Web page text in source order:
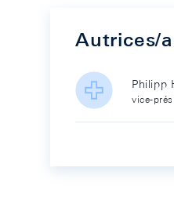
Autrices/
Philipp
vice-